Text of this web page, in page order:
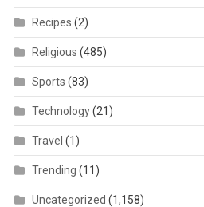
Recipes (2)
Religious (485)
Sports (83)
Technology(21)
Travel (1)
Trending (11)
Uncategorized (1,158)